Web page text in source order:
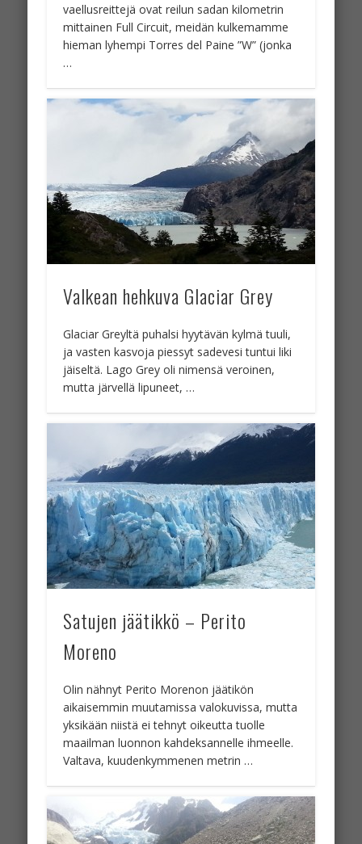
vaellusreittejä ovat reilun sadan kilometrin
mittainen Full Circuit, meidän kulkemamme
hieman lyhempi Torres del Paine ”W” (jonka
…
Valkean hehkuva Glaciar Grey
Glaciar Greyltä puhalsi hyytävän kylmä tuuli,
ja vasten kasvoja piessyt sadevesi tuntui liki
jäiseltä. Lago Grey oli nimensä veroinen,
mutta järvellä lipuneet, …
Satujen jäätikkö – Perito
Moreno
Olin nähnyt Perito Morenon jäätikön
aikaisemmin muutamissa valokuvissa, mutta
yksikään niistä ei tehnyt oikeutta tuolle
maailman luonnon kahdeksannelle ihmeelle.
Valtava, kuudenkymmenen metrin …